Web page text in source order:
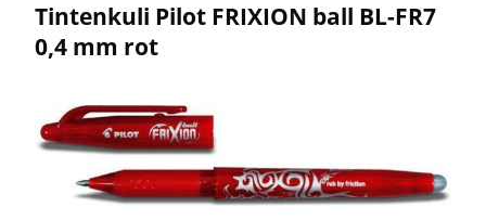
Tintenkuli Pilot FRIXION ball BL-FR7
0,4 mm rot